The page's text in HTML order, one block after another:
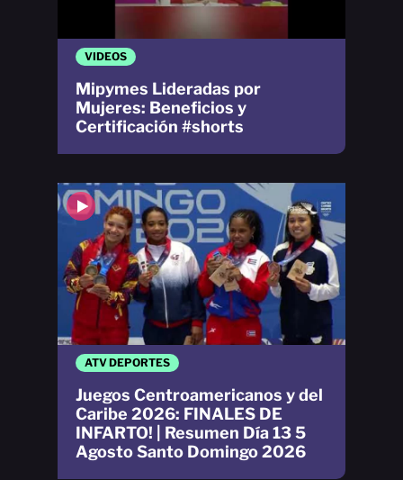
ATV DEPORTES
Juegos Centroamericanos y del
Caribe 2026: FINALES DE
INFARTO! | Resumen Día 13 5
Agosto Santo Domingo 2026
VIDEOS
Mipymes Lideradas por
Mujeres: Beneficios y
Certificación #shorts